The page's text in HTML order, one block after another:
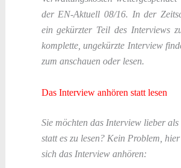
der EN-Aktuell 08/16. In der
ein gekürzter Teil des Interviews
komplette, ungekürzte Interview
zum anschauen oder lesen.
Das Interview anhören statt lesen
Sie möchten das Interview lieber als
statt es zu lesen? Kein Problem,
sich das Interview anhören: